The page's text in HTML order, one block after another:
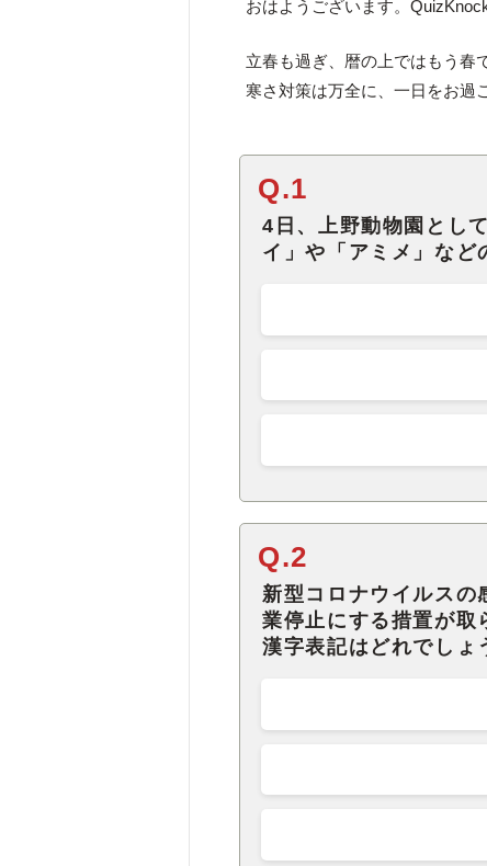
おはようございます。
立春も過ぎ、暦の上ではもう春
寒さ対策は万全に、一日をお過
Q.1
4日、上野動物園とし
イ」や「アミメ」など
Q.2
新型コロナウイルスの
業停止にする措置が取
漢字表記はどれでしょ